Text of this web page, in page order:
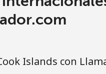
Islands con